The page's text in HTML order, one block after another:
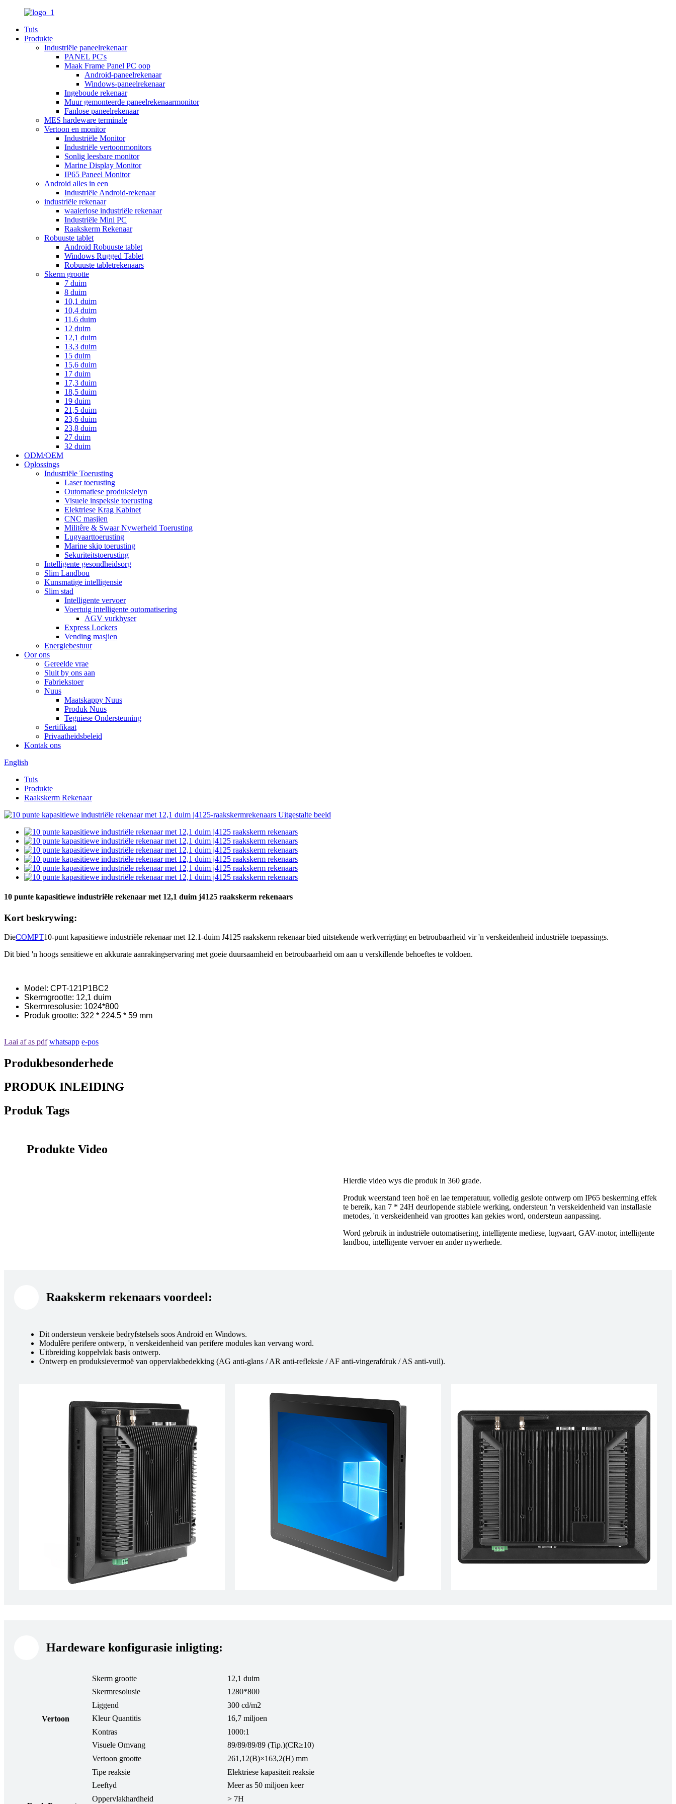
Tuis
Produkte
Industriële paneelrekenaar
PANEL PC's
Maak Frame Panel PC oop
Android-paneelrekenaar
Windows-paneelrekenaar
Ingeboude rekenaar
Muur gemonteerde paneelrekenaarmonitor
Fanlose paneelrekenaar
MES hardeware terminale
Vertoon en monitor
Industriële Monitor
Industriële vertoonmonitors
Sonlig leesbare monitor
Marine Display Monitor
IP65 Paneel Monitor
Android alles in een
Industriële Android-rekenaar
industriële rekenaar
waaierlose industriële rekenaar
Industriële Mini PC
Raakskerm Rekenaar
Robuuste tablet
Android Robuuste tablet
Windows Rugged Tablet
Robuuste tabletrekenaars
Skerm grootte
7 duim
8 duim
10,1 duim
10,4 duim
11,6 duim
12 duim
12,1 duim
13,3 duim
15 duim
15,6 duim
17 duim
17,3 duim
18,5 duim
19 duim
21,5 duim
23,6 duim
23,8 duim
27 duim
32 duim
ODM/OEM
Oplossings
Industriële Toerusting
Laser toerusting
Outomatiese produksielyn
Visuele inspeksie toerusting
Elektriese Krag Kabinet
CNC masjien
Militêre & Swaar Nywerheid Toerusting
Lugvaarttoerusting
Marine skip toerusting
Sekuriteitstoerusting
Intelligente gesondheidsorg
Slim Landbou
Kunsmatige intelligensie
Slim stad
Intelligente vervoer
Voertuig intelligente outomatisering
AGV vurkhyser
Express Lockers
Vending masjien
Energiebestuur
Oor ons
Gereelde vrae
Sluit by ons aan
Fabriekstoer
Nuus
Maatskappy Nuus
Produk Nuus
Tegniese Ondersteuning
Sertifikaat
Privaatheidsbeleid
Kontak ons
English
Tuis
Produkte
Raakskerm Rekenaar
10 punte kapasitiewe industriële rekenaar met 12,1 duim j4125 raakskerm rekenaars
Kort beskrywing:
DieCOMPT10-punt kapasitiewe industriële rekenaar met 12.1-duim J4125 raakskerm rekenaar bied uitstekende werkverrigting en betroubaarheid vir 'n verskeidenheid industriële toepassings.
Dit bied 'n hoogs sensitiewe en akkurate aanrakingservaring met goeie duursaamheid en betroubaarheid om aan u verskillende behoeftes te voldoen.
Model: CPT-121P1BC2
Skermgrootte: 12,1 duim
Skermresolusie: 1024*800
Produk grootte: 322 * 224.5 * 59 mm
Laai af as pdf whatsapp e-pos
Produkbesonderhede
PRODUK INLEIDING
Produk Tags
Produkte Video
Hierdie video wys die produk in 360 grade.
Produk weerstand teen hoë en lae temperatuur, volledig geslote ontwerp om IP65 beskerming effek
te bereik, kan 7 * 24H deurlopende stabiele werking, ondersteun 'n verskeidenheid van installasie
metodes, 'n verskeidenheid van groottes kan gekies word, ondersteun aanpassing.
Word gebruik in industriële outomatisering, intelligente mediese, lugvaart, GAV-motor, intelligente
landbou, intelligente vervoer en ander nywerhede.
Raakskerm rekenaars voordeel:
Dit ondersteun verskeie bedryfstelsels soos Android en Windows.
Modulêre perifere ontwerp, 'n verskeidenheid van perifere modules kan vervang word.
Uitbreiding koppelvlak basis ontwerp.
Ontwerp en produksievermoë van oppervlakbedekking (AG anti-glans / AR anti-refleksie / AF anti-vingerafdruk / AS anti-vuil).
Hardeware konfigurasie inligting:
Vertoon
Skerm grootte
12,1 duim
Skermresolusie
1280*800
Liggend
300 cd/m2
Kleur Quantitis
16,7 miljoen
Kontras
1000:1
Visuele Omvang
89/89/89/89 (Tip.)(CR≥10)
Vertoon grootte
261,12(B)×163,2(H) mm
Tipe reaksie
Elektriese kapasiteit reaksie
Leeftyd
Meer as 50 miljoen keer
Oppervlakhardheid
> 7H